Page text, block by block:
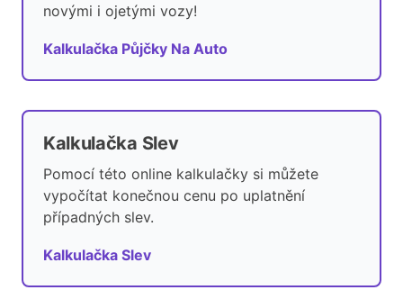
novými i ojetými vozy!
Kalkulačka Půjčky Na Auto
Kalkulačka Slev
Pomocí této online kalkulačky si můžete
vypočítat konečnou cenu po uplatnění
případných slev.
Kalkulačka Slev